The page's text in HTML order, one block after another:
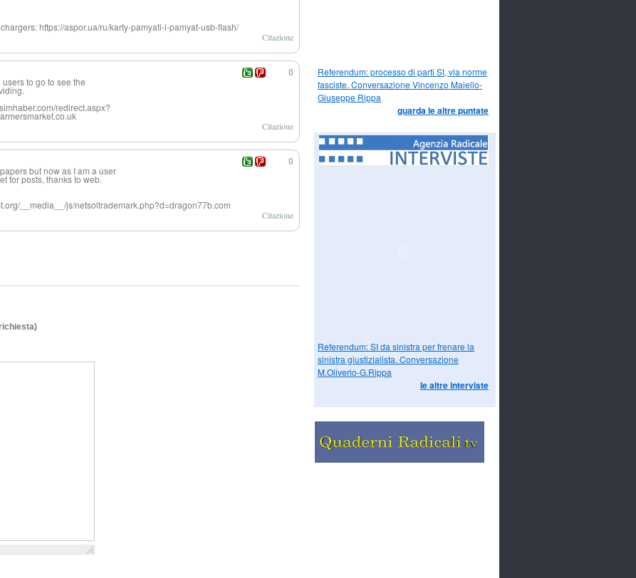
https://aspor.ua/ru/karty-pamyati-i-pamyat-usb-flash/
Citazione
0
to go to see the
redirect.aspx?
Citazione
0
but now as I am a user
for posts, thanks to web.
__media__/js/netsoltrademark.php?d=dragon77b.com
Citazione
Referendum: processo di parti SI, via norme
fasciste. Conversazione Vincenzo Maiello-
Giuseppe Rippa
guarda le altre puntate
Referendum: SI da sinistra per frenare la
sinistra giustizialista. Conversazione
M.Oliverio-G.Rippa
le altre interviste